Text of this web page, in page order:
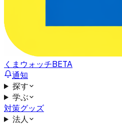
くまウォッチBETA
通知
探す
学ぶ
対策グッズ
法人